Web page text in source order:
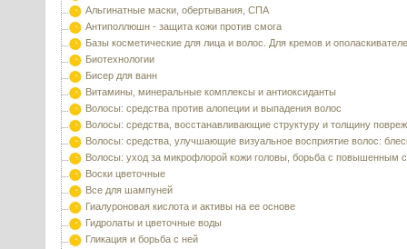
Альгинатные маски, обертывания, СПА
Антиполлюшн - защита кожи против смога
Базы косметические для лица и волос. Для кремов и
Биотехнологии
Бисер для ванн
Витамины, минеральные комплексы и антиоксиданты
Волосы: средства против алопеции и выпадения волос
Волосы: средства, восстанавливающие структуру и толщину
Волосы: средства, улучшающие визуальное восприятие волос:
Волосы: уход за микрофлорой кожи головы, борьба с повышенным
Воски цветочные
Все для шампуней
Гиалуроновая кислота и активы на ее основе
Гидролаты и цветочные воды
Гликация и борьба с ней